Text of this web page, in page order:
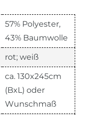
57% Polyester,
43% Baumwolle
rot; weiß
ca. 130x245cm
(BxL) oder
Wunschmaß